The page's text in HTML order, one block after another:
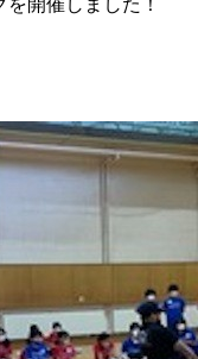
開催しました！